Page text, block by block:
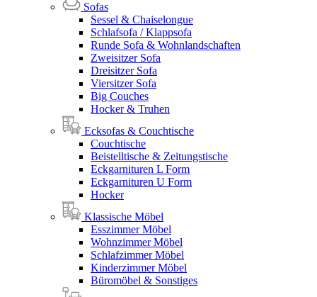
Sofas
Sessel & Chaiselongue
Schlafsofa / Klappsofa
Runde Sofa & Wohnlandschaften
Zweisitzer Sofa
Dreisitzer Sofa
Viersitzer Sofa
Big Couches
Hocker & Truhen
Ecksofas & Couchtische
Couchtische
Beistelltische & Zeitungstische
Eckgarnituren L Form
Eckgarnituren U Form
Hocker
Klassische Möbel
Esszimmer Möbel
Wohnzimmer Möbel
Schlafzimmer Möbel
Kinderzimmer Möbel
Büromöbel & Sonstiges